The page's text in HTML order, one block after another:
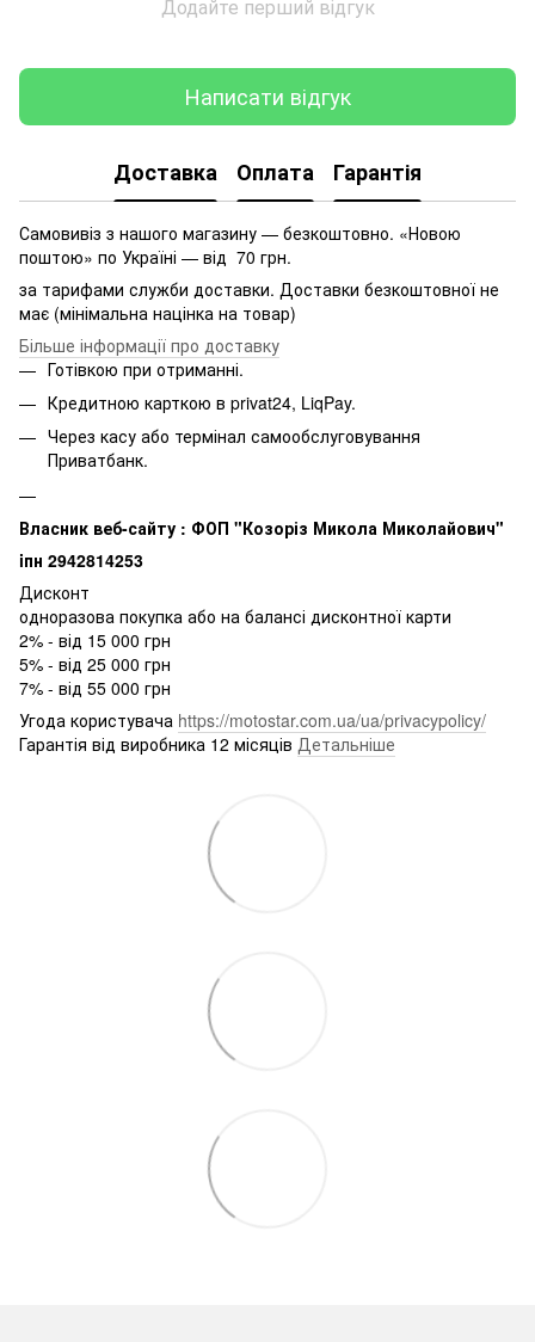
Додайте перший відгук
Написати відгук
Доставка Оплата Гарантія
Самовивіз з нашого магазину — безкоштовно. «Новою
поштою» по Україні — від 70 грн.
за тарифами служби доставки. Доставки безкоштовної не
має (мінімальна націнка на товар)
Більше інформації про доставку
Готівкою при отриманні.
Кредитною карткою в privat24, LiqPay.
Через касу або термінал самообслуговування
Приватбанк.
Власник веб-сайту : ФОП "Козоріз Микола Миколайович"
iпн 2942814253
Дисконт
одноразова покупка або на балансі дисконтної карти
2% - від 15 000 грн
5% - від 25 000 грн
7% - від 55 000 грн
Угода користувача https://motostar.com.ua/ua/privacypolicy/
Гарантія від виробника 12 місяців Детальніше